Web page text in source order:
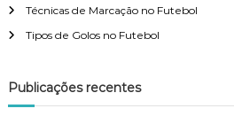
Técnicas de Marcação no Futebol
Tipos de Golos no Futebol
Publicações recentes